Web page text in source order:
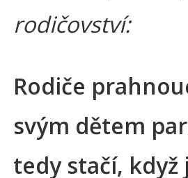
rodičovství:
Rodiče
svým dětem
tedy stačí,